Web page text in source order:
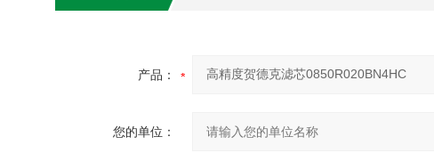
产品：
您的单位：